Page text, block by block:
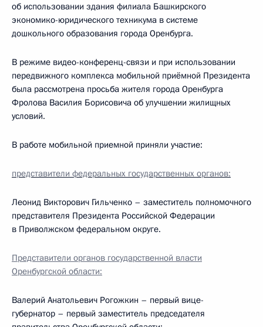
об использовании здания филиала Башкирского
экономико-юридического техникума в системе
дошкольного образования города Оренбурга.
В режиме видео-конференц-связи и при использовании
передвижного комплекса мобильной приёмной Президента
была рассмотрена просьба жителя города Оренбурга
Фролова Василия Борисовича об улучшении жилищных
условий.
В работе мобильной приемной приняли участие:
представители федеральных государственных органов:
Леонид Викторович Гильченко – заместитель полномочного
представителя Президента Российской Федерации
в Приволжском федеральном округе.
Представители органов государственной власти
Оренбургской области:
Валерий Анатольевич Рогожкин – первый вице-
губернатор – первый заместитель председателя